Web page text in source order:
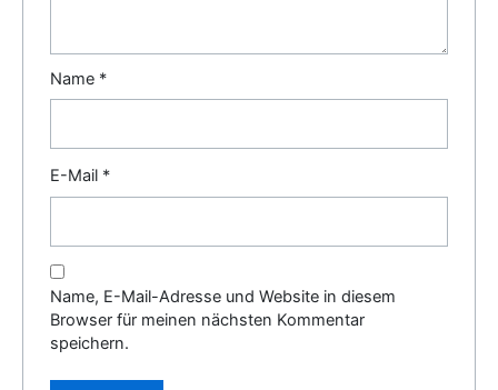
Name *
E-Mail *
Name, E-Mail-Adresse und Website in diesem
Browser für meinen nächsten Kommentar
speichern.